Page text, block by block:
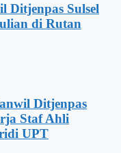
Ditjenpas Sulsel
di Rutan
Ditjenpas
Staf Ahli
UPT